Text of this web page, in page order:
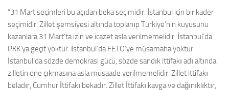
“31 Mart seçimleri bu açıdan beka seçimidir. İstanbul için bir kader
seçimidir. Zillet şemsiyesi altında toplanıp Türkiye’nin kuyusunu
kazanlara 31 Mart’ta izin ve icazet asla verilmemelidir. İstanbul’da
PKK’ya geçit yoktur. İstanbul’da FETÖ’ye müsamaha yoktur.
İstanbul’da sözde demokrasi gücü, sözde sandık ittifakı adı altında
zilletin öne çıkmasına asla müsaade verilmemelidir. Zillet ittifakı
beladır, Cumhur İttifakı bekadır. Zillet İttifakı kavga ve dağınıklıktır,